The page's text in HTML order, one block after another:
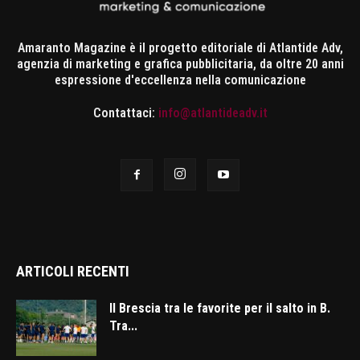
Amaranto Magazine è il progetto editoriale di Atlantide Adv,
agenzia di marketing e grafica pubblicitaria, da oltre 20 anni
espressione d'eccellenza nella comunicazione
Contattaci: info@atlantideadv.it
ARTICOLI RECENTI
Il Brescia tra le favorite per il salto in B.
Tra...